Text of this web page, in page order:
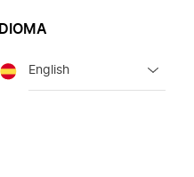
IDIOMA
Idioma